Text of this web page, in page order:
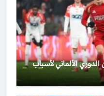
الدوري الألماني لأسباب